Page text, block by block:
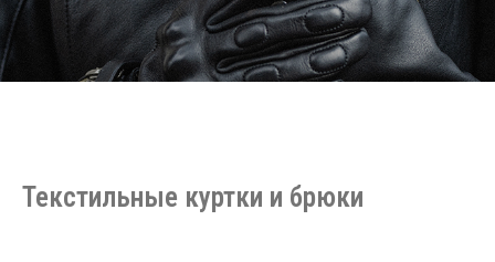
Текстильные куртки и брюки